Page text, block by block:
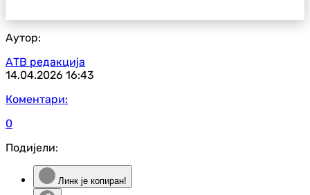
Аутор:
АТВ редакција
14.04.2026 16:43
Коментари:
0
Подијели:
Линк је копиран!